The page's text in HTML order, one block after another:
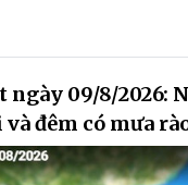
ngày 09/8/2026:
đêm có mưa